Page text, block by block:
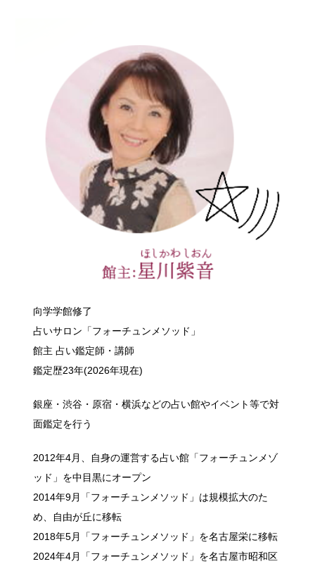
向学学館修了
占いサロン「フォーチュンメソッド」
館主 占い鑑定師・講師
鑑定歴23年(2026年現在)
銀座・渋谷・原宿・横浜などの占い館やイベント等で対
面鑑定を行う
2012年4月、自身の運営する占い館「フォーチュンメゾ
ッド」を中目黒にオープン
2014年9月「フォーチュンメソッド」は規模拡大のた
め、自由が丘に移転
2018年5月「フォーチュンメソッド」を名古屋栄に移転
2024年4月「フォーチュンメソッド」を名古屋市昭和区